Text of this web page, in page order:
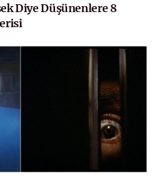
Diye Düşünenlere 8